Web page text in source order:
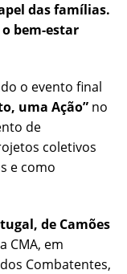
das famílias.
bem-estar
o evento final
uma Ação” no
de
coletivos
e como
de Camões
a CMA, em
Combatentes,